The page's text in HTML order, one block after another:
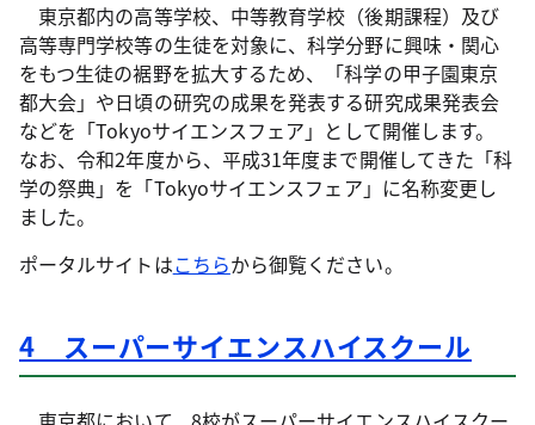
東京都内の高等学校、中等教育学校（後期課程）及び
高等専門学校等の生徒を対象に、科学分野に興味・関心
をもつ生徒の裾野を拡大するため、「科学の甲子園東京
都大会」や日頃の研究の成果を発表する研究成果発表会
などを「Tokyoサイエンスフェア」として開催します。
なお、令和2年度から、平成31年度まで開催してきた「科
学の祭典」を「Tokyoサイエンスフェア」に名称変更し
ました。
ポータルサイトはこちらから御覧ください。
4 スーパーサイエンスハイスクール